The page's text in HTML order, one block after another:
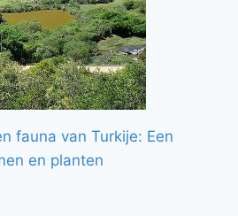
fauna van Turkije: Een
en planten